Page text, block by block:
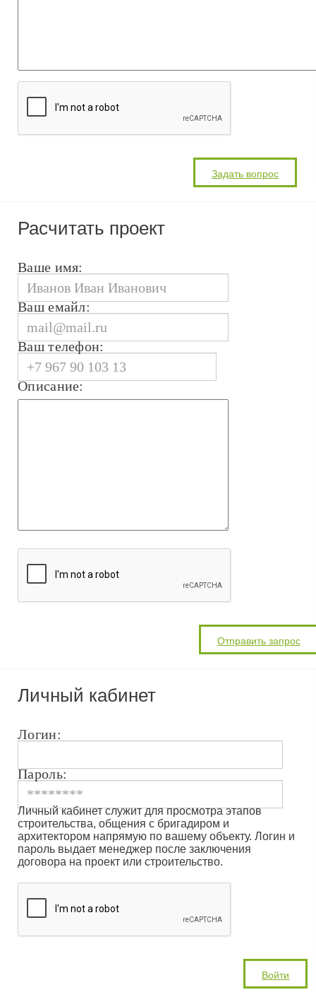
Расчитать проект
Ваше имя:
Ваш емайл:
Ваш телефон:
Описание:
Личный кабинет
Логин:
Пароль:
Личный кабинет служит для просмотра этапов
строительства, общения с бригадиром и
архитектором напрямую по вашему объекту. Логин и
пароль выдает менеджер после заключения
договора на проект или строительство.